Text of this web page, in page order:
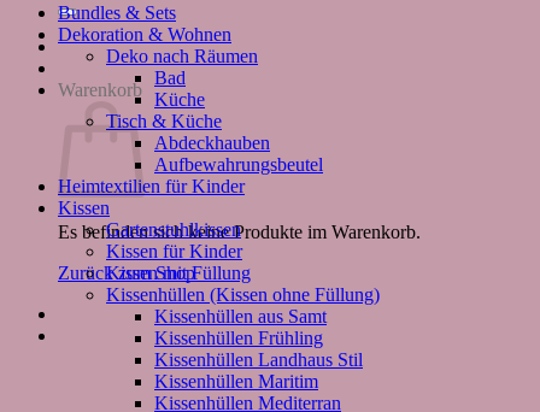
Warenkorb
Es befinden sich keine Produkte im Warenkorb.
Zurück zum Shop
Bundles & Sets
Dekoration & Wohnen
Deko nach Räumen
Bad
Küche
Tisch & Küche
Abdeckhauben
Aufbewahrungsbeutel
Heimtextilien für Kinder
Kissen
Gartenstuhlkissen
Kissen für Kinder
Kissen mit Füllung
Kissenhüllen (Kissen ohne Füllung)
Kissenhüllen aus Samt
Kissenhüllen Frühling
Kissenhüllen Landhaus Stil
Kissenhüllen Maritim
Kissenhüllen Mediterran